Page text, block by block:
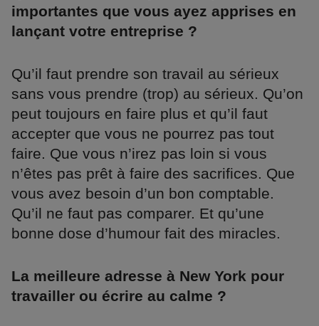
importantes que vous ayez apprises en
lançant votre entreprise ?
Qu’il faut prendre son travail au sérieux
sans vous prendre (trop) au sérieux. Qu’on
peut toujours en faire plus et qu’il faut
accepter que vous ne pourrez pas tout
faire. Que vous n’irez pas loin si vous
n’êtes pas prêt à faire des sacrifices. Que
vous avez besoin d’un bon comptable.
Qu’il ne faut pas comparer. Et qu’une
bonne dose d’humour fait des miracles.
La meilleure adresse à New York pour
travailler ou écrire au calme ?